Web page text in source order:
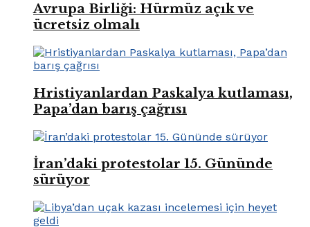
Avrupa Birliği: Hürmüz açık ve
ücretsiz olmalı
Hristiyanlardan Paskalya kutlaması,
Papa’dan barış çağrısı
İran’daki protestolar 15. Gününde
sürüyor